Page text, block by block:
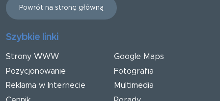
Powrót na stronę główną
Szybkie linki
Strony WWW
Pozycjonowanie
Reklama w Internecie
Google Maps
Fotografia
Multimedia